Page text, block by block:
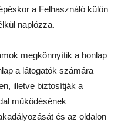
a Felhasználó külön
naplózza.
megkönnyítik a honlap
a látogatók számára
illetve biztosítják a
működésének
és az oldalon